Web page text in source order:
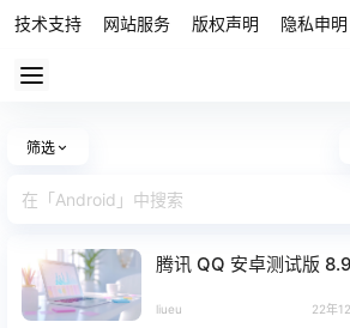
技术支持 网站服务 版权声明 隐私申明
筛选
腾讯 QQ 安卓测试版
liueu 22年